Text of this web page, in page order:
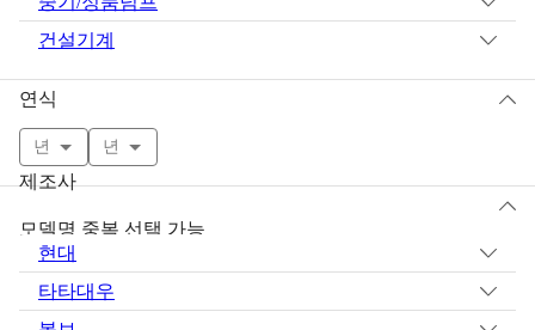
건설기계
연식
년 년
제조사
모델명 중복 선택 가능
현대
타타대우